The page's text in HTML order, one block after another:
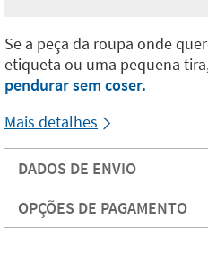
Se a peça da roupa onde
etiqueta ou uma pequena
pendurar sem coser.
Mais detalhes
DADOS DE ENVIO
OPÇÕES DE PAGAMENTO